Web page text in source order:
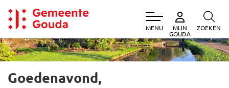
Gemeente Gouda
Gemeente Gouda
MENU MIJN
GOUDA
ZOEKEN
Goedenavond,